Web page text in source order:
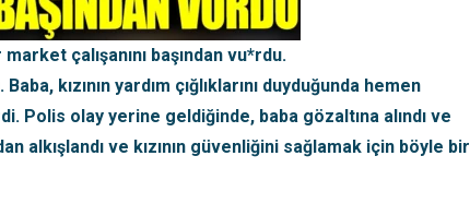
çalışanını başından vu*rdu.
kızının yardım çığlıklarını duyduğunda hemen
Polis olay yerine geldiğinde, baba gözaltına alındı ve
alkışlandı ve kızının güvenliğini sağlamak için böyle bir